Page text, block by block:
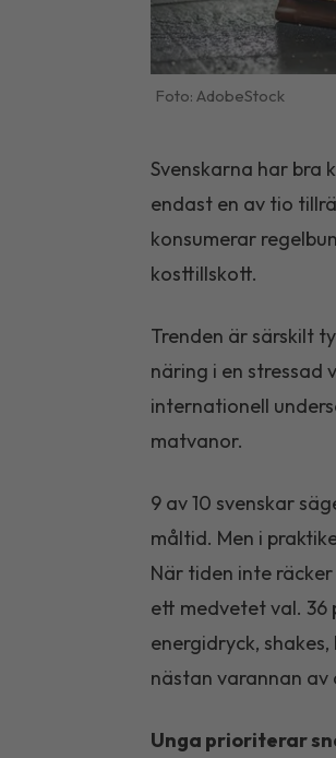
AdobeStock
Svenskarna har bra
endast en av tio
konsumerar
kosttillskott.
Trenden är särskilt
näring i en stressad
internationell
matvanor.
9 av 10 svenskar
måltid. Men i
När tiden inte
ett medvetet val. 36
energidryck,
nästan varannan
Unga prioriterar